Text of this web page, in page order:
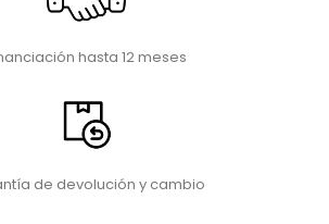
hasta 12 meses
de devolución y cambio